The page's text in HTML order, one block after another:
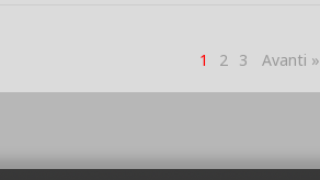
1 2 3 Avanti »